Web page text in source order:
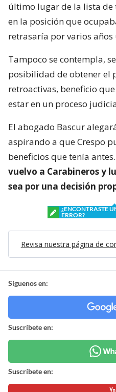
último lugar de la lista de
en la posición que
retrasaría por varios años
Tampoco se contempla,
posibilidad de obtener el
retroactivas, beneficio
estar en un proceso
El abogado Bascur
aspirando a que Crespo
beneficios que tenía
vuelvo a Carabineros y
sea por una decisión
¿ENCONTRASTE
ERROR?
Revisa nuestra página de
Síguenos en:
Suscríbete en:
Suscríbete en: